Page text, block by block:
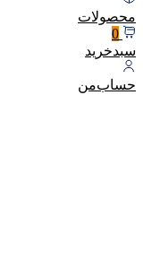
محصولات
0
سبد‌خرید
حساب‌من